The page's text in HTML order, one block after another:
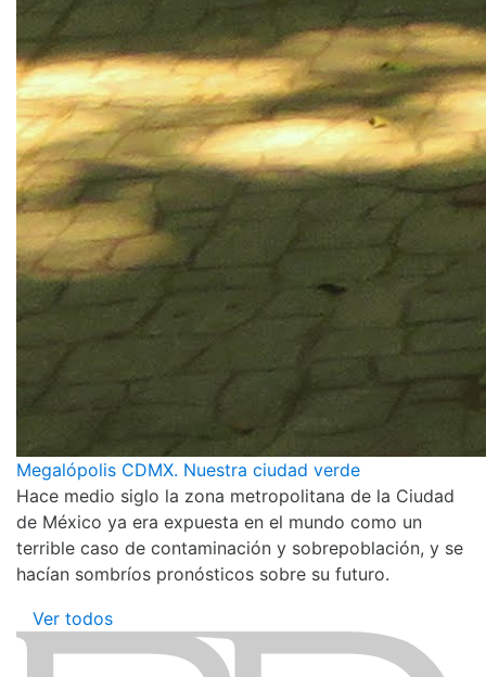
Megalópolis CDMX. Nuestra ciudad verde
Hace medio siglo la zona metropolitana de la Ciudad
de México ya era expuesta en el mundo como un
terrible caso de contaminación y sobrepoblación, y se
hacían sombríos pronósticos sobre su futuro.
Ver todos